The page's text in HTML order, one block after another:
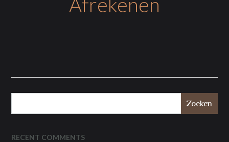
Zoeken
RECENT COMMENTS